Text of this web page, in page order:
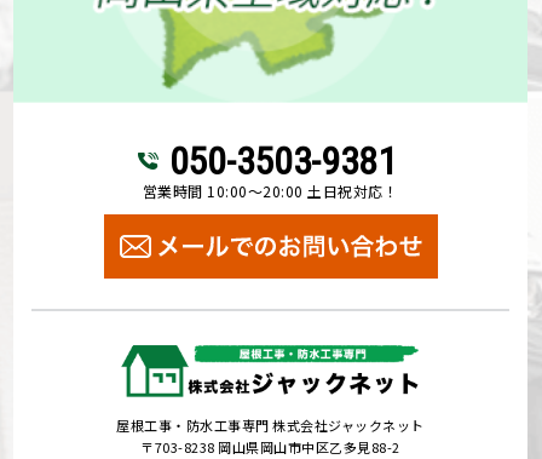
050-3503-9381
営業時間 10:00～20:00 土日祝対応！
屋根工事・防水工事専門 株式会社ジャックネット
〒703-8238 岡山県岡山市中区乙多見88-2